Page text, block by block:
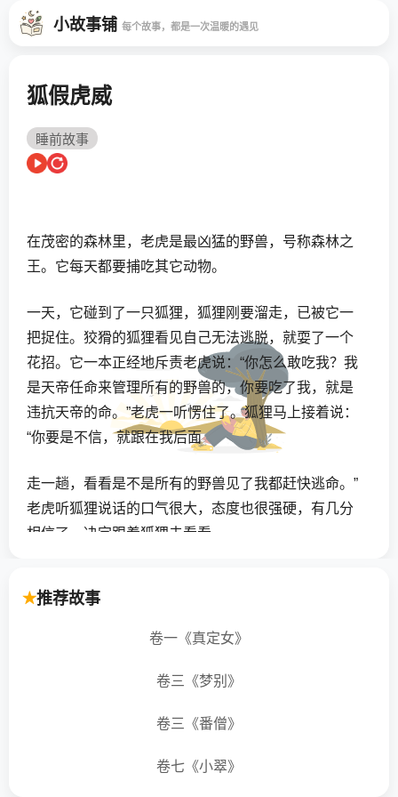
小故事铺 每个故事，都是一次温暖的遇见
狐假虎威
睡前故事
在茂密的森林里，老虎是最凶猛的野兽，号称森林之
王。它每天都要捕吃其它动物。
一天，它碰到了一只狐狸，狐狸刚要溜走，已被它一
把捉住。狡猾的狐狸看见自己无法逃脱，就耍了一个
花招。它一本正经地斥责老虎说：“你怎么敢吃我？我
是天帝任命来管理所有的野兽的，你要吃了我，就是
违抗天帝的命。”老虎一听愣住了。狐狸马上接着说：
“你要是不信，就跟在我后面
走一趟，看看是不是所有的野兽见了我都赶快逃命。”
老虎听狐狸说话的口气很大，态度也很强硬，有几分
相信了，决定跟着狐狸去看看。
扬威地走过来，后面跟着一只张牙舞爪的大老虎，都
吓得要命，四处奔逃。老虎看着，不知道野兽们怕得
狐狸的话。它怕狐狸怪罪自己，做出什么对自己不利
喻倚仗别人的势力欺压人。
推荐故事
卷一《真定女》
卷三《梦别》
卷三《番僧》
卷七《小翠》